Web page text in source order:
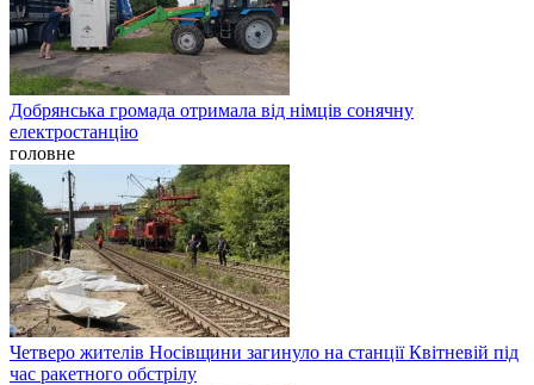
Добрянська громада отримала від німців сонячну
електростанцію
головне
Четверо жителів Носівщини загинуло на станції Квітневій під
час ракетного обстрілу